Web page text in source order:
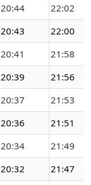
20:44
22:02
20:43
22:00
20:41
21:58
20:39
21:56
20:37
21:53
20:36
21:51
20:34
21:49
20:32 21:47